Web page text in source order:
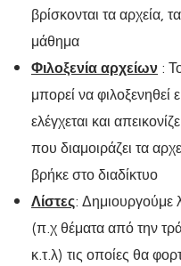
βρίσκονται τα αρχεία,
μάθημα
Φιλοξενία αρχείων :
μπορεί να
ελέγχεται και
που διαμοιράζει τα
βρήκε στο διαδίκτυο
Λίστες: Δημιουργούμε
(π.χ θέματα από την
κ.τ.λ) τις οποίες θα